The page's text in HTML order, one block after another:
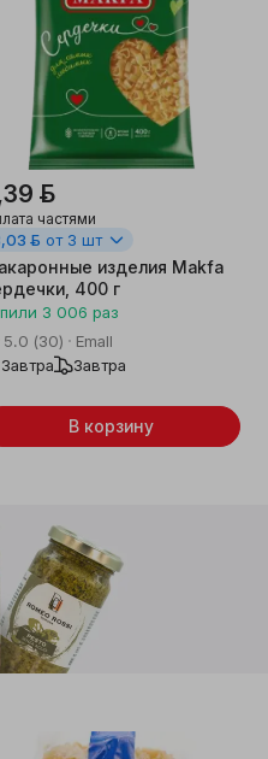
ƃ
частями
ƃ от 3 шт
изделия Makfa
400 г
3 006 раз
5.0 (30)
Emall
Завтра
Завтра
В корзину